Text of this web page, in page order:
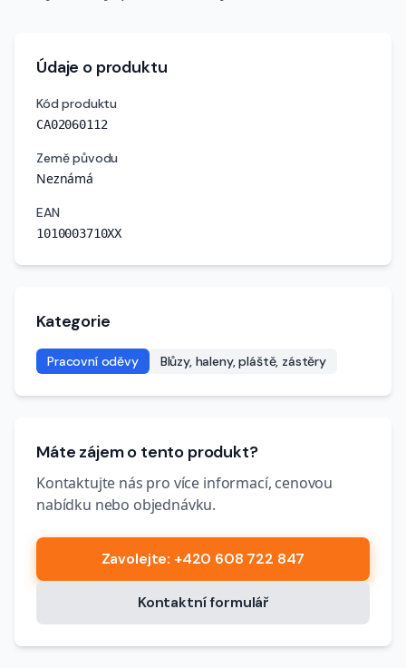
Údaje o produktu
Kód produktu
CA02060112
Země původu
Neznámá
EAN
1010003710XX
Kategorie
Pracovní oděvy Blůzy, haleny, pláště, zástěry
Máte zájem o tento produkt?
Kontaktujte nás pro více informací, cenovou
nabídku nebo objednávku.
Zavolejte: +420 608 722 847
Kontaktní formulář